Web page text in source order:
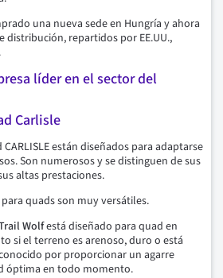
una nueva sede en Hungría y ahora
distribución, repartidos por EE.UU.,
líder en el sector del
Carlisle
están diseñados para adaptarse
Son numerosos y se distinguen de sus
altas prestaciones.
para quads son muy versátiles.
Wolfestá diseñado para quad en
si el terreno es arenoso, duro o está
por proporcionar un agarre
óptima en todo momento.